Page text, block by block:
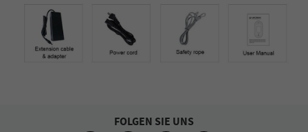
FOLGEN SIE UNS